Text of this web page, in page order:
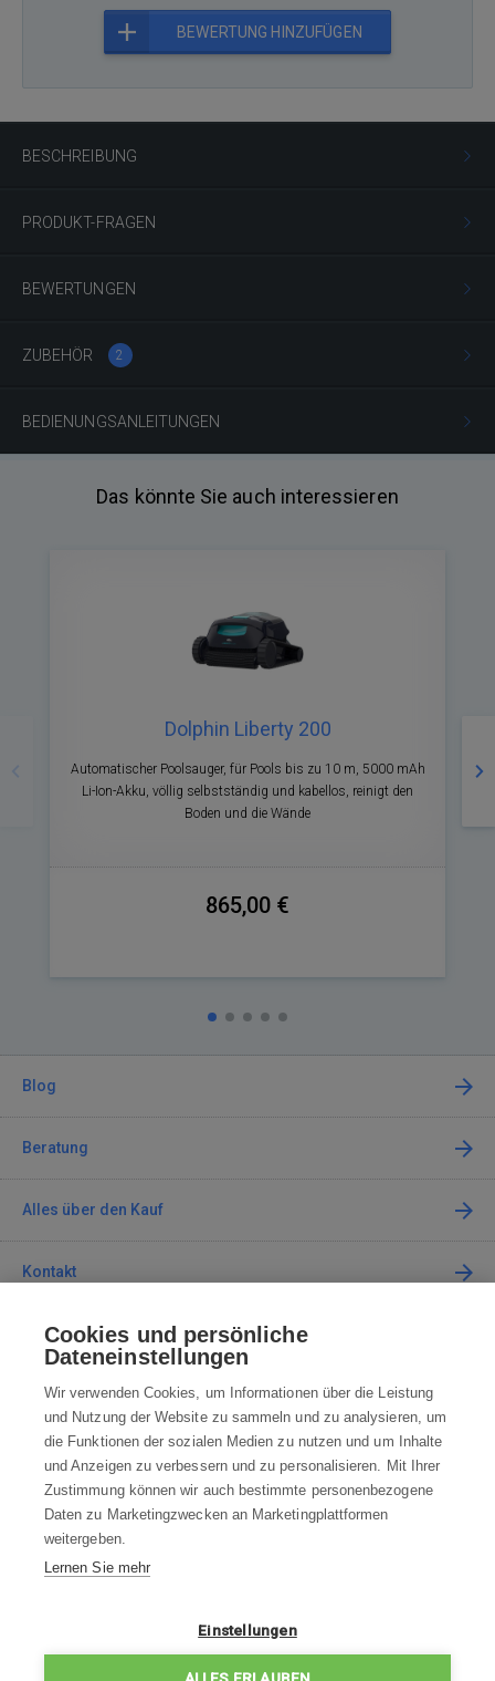
BESCHREIBUNG
PRODUKT-FRAGEN
BEWERTUNGEN
ZUBEHÖR 2
BEDIENUNGSANLEITUNGEN
BEWERTUNG HINZUFÜGEN
Das könnte Sie auch interessieren
Dolphin Liberty 200
Automatischer Poolsauger, für Pools bis zu 10 m, 5000 mAh
Li-Ion-Akku, völlig selbstständig und kabellos, reinigt den
Boden und die Wände
865,00 €
Blog
Beratung
Alles über den Kauf
Kontakt
Kontaktieren Sie uns
info@robotworld.de
+49 25 197 159 962 Mo-Fr 8:00—16:00 Uhr
ALLE KONTAKTE
WIDERRUFSBELEHRUNG
DATENSCHUTZERKLÄRUNG
Cookies und persönliche
Dateneinstellungen
Wir verwenden Cookies, um Informationen über die Leistung
und Nutzung der Website zu sammeln und zu analysieren, um
die Funktionen der sozialen Medien zu nutzen und um Inhalte
und Anzeigen zu verbessern und zu personalisieren. Mit Ihrer
Zustimmung können wir auch bestimmte personenbezogene
Daten zu Marketingzwecken an Marketingplattformen
weitergeben.
Lernen Sie mehr
Einstellungen